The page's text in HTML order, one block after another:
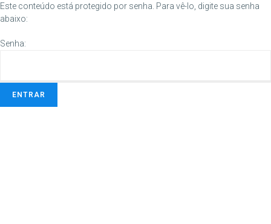
Este conteúdo está protegido por senha. Para vê-lo, digite sua senha
abaixo:
Senha: